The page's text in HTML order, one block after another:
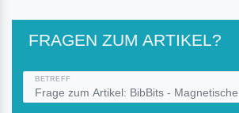
FRAGEN ZUM ARTIKEL?
BETREFF